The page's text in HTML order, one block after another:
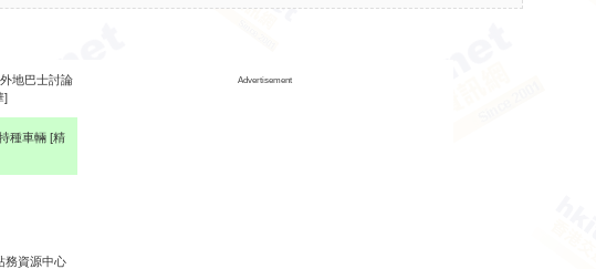
地巴士討論
]
Advertisement
種車輛 [精
務資源中心